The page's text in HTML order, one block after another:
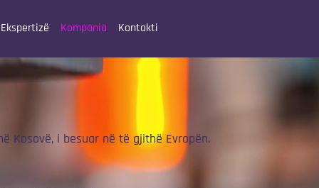
Ekspertizë Kompania Kontakti
Kosovë, i besuar në të gjithë Evropën.